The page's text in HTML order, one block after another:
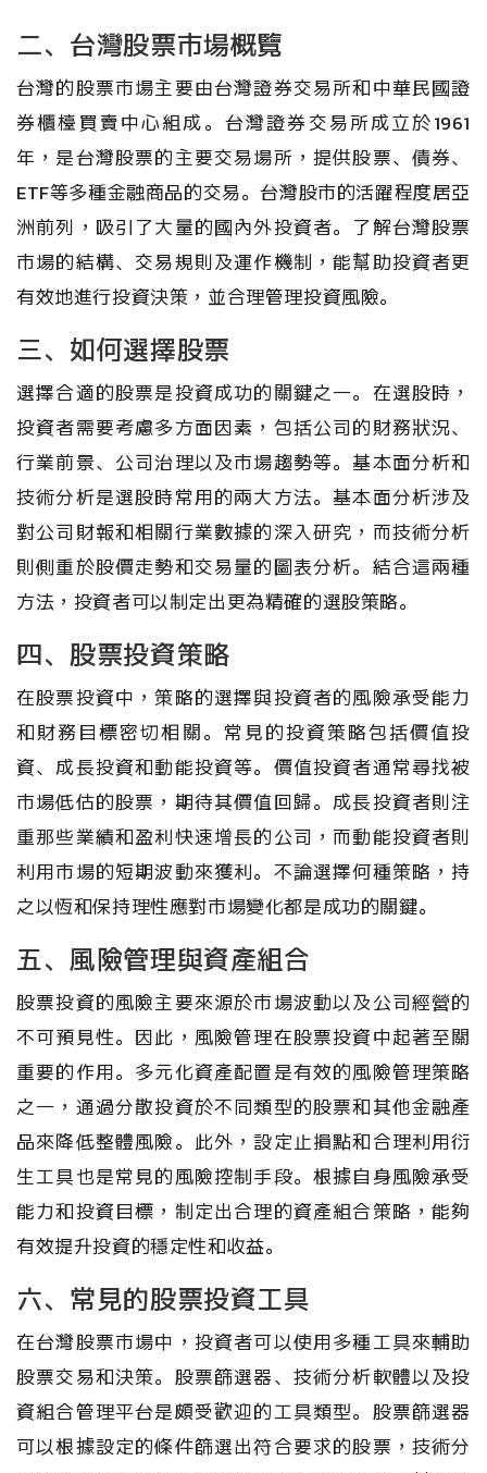
二、台灣股票市場概覽
台灣的股票市場主要由台灣證券交易所和中華民國證
券櫃檯買賣中心組成。台灣證券交易所成立於1961
年，是台灣股票的主要交易場所，提供股票、債券、
ETF等多種金融商品的交易。台灣股市的活躍程度居亞
洲前列，吸引了大量的國內外投資者。了解台灣股票
市場的結構、交易規則及運作機制，能幫助投資者更
有效地進行投資決策，並合理管理投資風險。
三、如何選擇股票
選擇合適的股票是投資成功的關鍵之一。在選股時，
投資者需要考慮多方面因素，包括公司的財務狀況、
行業前景、公司治理以及市場趨勢等。基本面分析和
技術分析是選股時常用的兩大方法。基本面分析涉及
對公司財報和相關行業數據的深入研究，而技術分析
則側重於股價走勢和交易量的圖表分析。結合這兩種
方法，投資者可以制定出更為精確的選股策略。
四、股票投資策略
在股票投資中，策略的選擇與投資者的風險承受能力
和財務目標密切相關。常見的投資策略包括價值投
資、成長投資和動能投資等。價值投資者通常尋找被
市場低估的股票，期待其價值回歸。成長投資者則注
重那些業績和盈利快速增長的公司，而動能投資者則
利用市場的短期波動來獲利。不論選擇何種策略，持
之以恆和保持理性應對市場變化都是成功的關鍵。
五、風險管理與資產組合
股票投資的風險主要來源於市場波動以及公司經營的
不可預見性。因此，風險管理在股票投資中起著至關
重要的作用。多元化資產配置是有效的風險管理策略
之一，通過分散投資於不同類型的股票和其他金融產
品來降低整體風險。此外，設定止損點和合理利用衍
生工具也是常見的風險控制手段。根據自身風險承受
能力和投資目標，制定出合理的資產組合策略，能夠
有效提升投資的穩定性和收益。
六、常見的股票投資工具
在台灣股票市場中，投資者可以使用多種工具來輔助
股票交易和決策。股票篩選器、技術分析軟體以及投
資組合管理平台是頗受歡迎的工具類型。股票篩選器
可以根據設定的條件篩選出符合要求的股票，技術分